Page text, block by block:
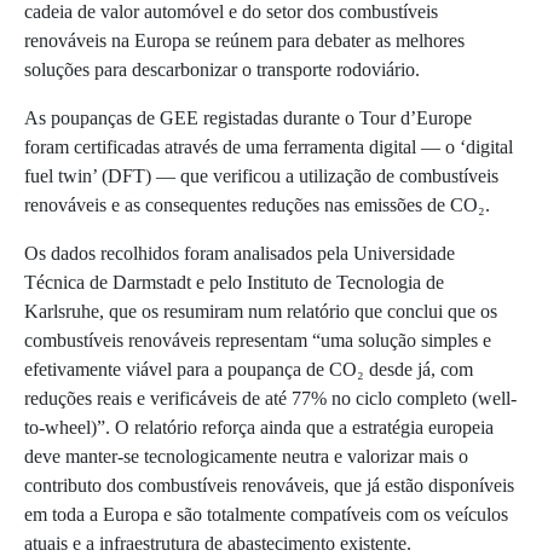
cadeia de valor automóvel e do setor dos combustíveis
renováveis na Europa se reúnem para debater as melhores
soluções para descarbonizar o transporte rodoviário.
As poupanças de GEE registadas durante o Tour d’Europe
foram certificadas através de uma ferramenta digital — o ‘digital
fuel twin’ (DFT) — que verificou a utilização de combustíveis
renováveis e as consequentes reduções nas emissões de CO₂.
Os dados recolhidos foram analisados pela Universidade
Técnica de Darmstadt e pelo Instituto de Tecnologia de
Karlsruhe, que os resumiram num relatório que conclui que os
combustíveis renováveis representam “uma solução simples e
efetivamente viável para a poupança de CO₂ desde já, com
reduções reais e verificáveis de até 77% no ciclo completo (well-
to-wheel)”. O relatório reforça ainda que a estratégia europeia
deve manter-se tecnologicamente neutra e valorizar mais o
contributo dos combustíveis renováveis, que já estão disponíveis
em toda a Europa e são totalmente compatíveis com os veículos
atuais e a infraestrutura de abastecimento existente.